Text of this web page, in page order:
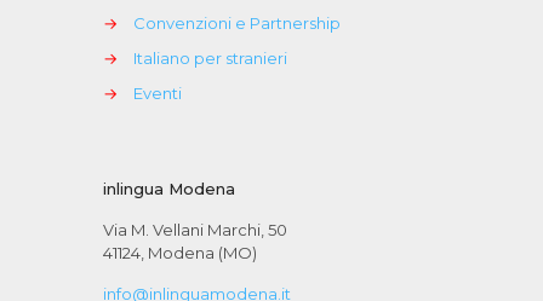
→
Convenzioni e Partnership
→
Italiano per stranieri
→
Eventi
inlingua Modena
Via M. Vellani Marchi, 50
41124, Modena (MO)
info@inlinguamodena.it